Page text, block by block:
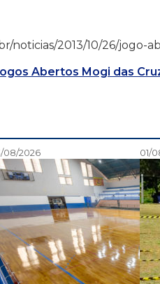
noticias/2013/10/26/
Abertos Mogi das
08/2026 01/